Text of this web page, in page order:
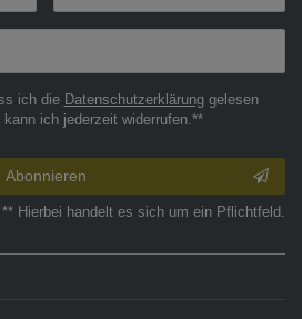
ich die Daten­schutz­erklärunggelesen
ich jederzeit widerrufen.**
Abonnieren
** Hierbei handelt es sich um ein Pflichtfeld.